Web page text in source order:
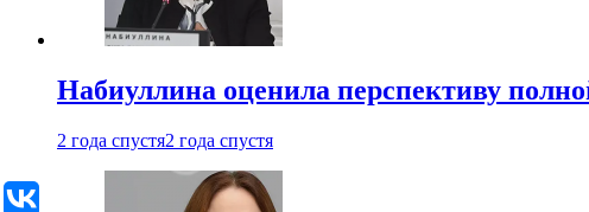
Набиуллина оценила перспективу
2 года спустя2 года спустя